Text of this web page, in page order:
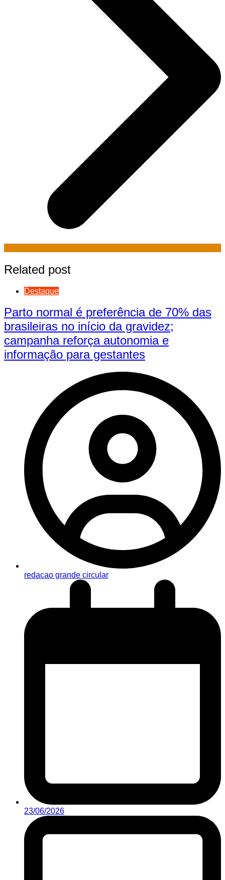
Related post
Destaque
Parto normal é preferência de 70% das
brasileiras no início da gravidez;
campanha reforça autonomia e
informação para gestantes
redacao grande circular
23/06/2026